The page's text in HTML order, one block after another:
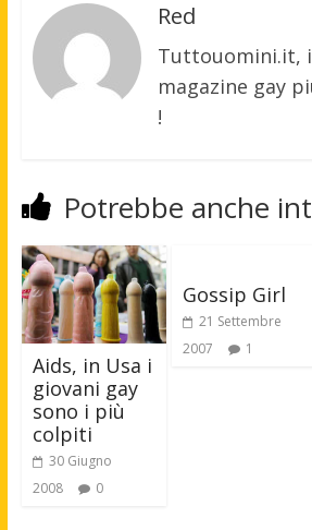
Red
Tuttouomini.it,
magazine gay
!
Potrebbe anche
Aids, in Usa i
giovani gay
sono i più
colpiti
30 Giugno
2008
0
Gossip Girl
21 Settembre
2007
1